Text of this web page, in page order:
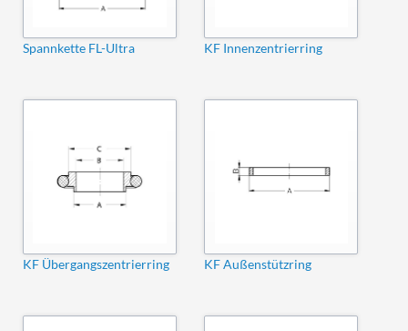
Spannkette FL-Ultra KF Innenzentrierring
KF Übergangszentrierring KF Außenstützring